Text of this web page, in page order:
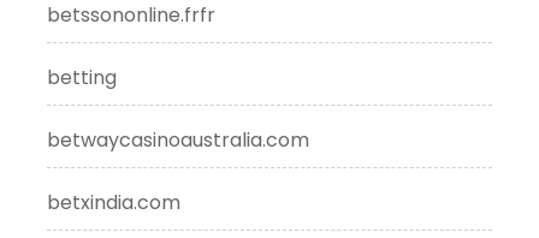
betssononline.frfr
betting
betwaycasinoaustralia.com
betxindia.com